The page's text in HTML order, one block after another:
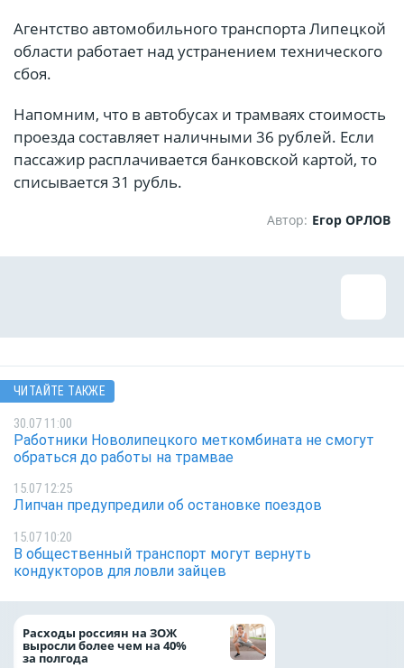
Агентство автомобильного транспорта Липецкой
области работает над устранением технического
сбоя.
Напомним, что в автобусах и трамваях стоимость
проезда составляет наличными 36 рублей. Если
пассажир расплачивается банковской картой, то
списывается 31 рубль.
Автор: Егор ОРЛОВ
ЧИТАЙТЕ ТАКЖЕ
30.07 11:00
Работники Новолипецкого меткомбината не смогут
обраться до работы на трамвае
15.07 12:25
Липчан предупредили об остановке поездов
15.07 10:20
В общественный транспорт могут вернуть
кондукторов для ловли зайцев
Расходы россиян на ЗОЖ
выросли более чем на 40%
за полгода